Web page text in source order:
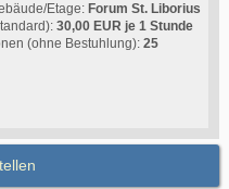
Etage: Forum St. Liborius
30,00 EUR je 1 Stunde
(ohne Bestuhlung): 25